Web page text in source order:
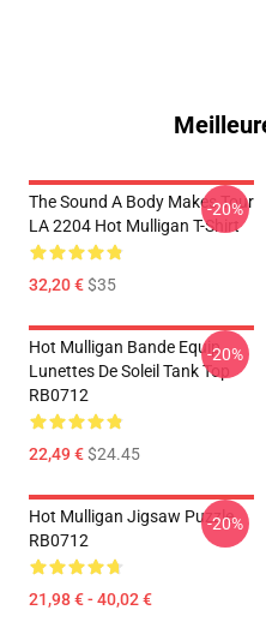
The Sound A Body Makes Tour
LA 2204 Hot Mulligan T-Shirt
32,20 €$35
-20%
Hot Mulligan Bande Equip
Lunettes De Soleil Tank Top
RB0712
22,49 €$24.45
-20%
Hot Mulligan Jigsaw Puzzle
RB0712
21,98 € - 40,02 €
-20%